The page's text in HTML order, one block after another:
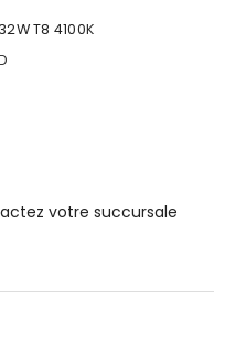
T8 4100K
votre succursale